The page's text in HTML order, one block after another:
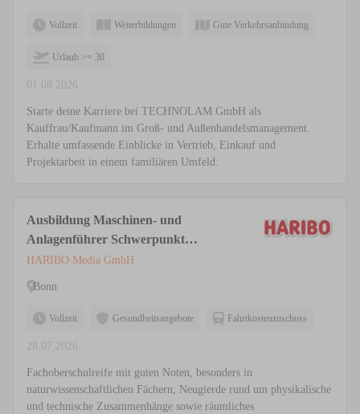
Vollzeit Weiterbildungen Gute Verkehrsanbindung
Urlaub >= 30
01.08.2026
Starte deine Karriere bei TECHNOLAM GmbH als
Kauffrau/Kaufmann im Groß- und Außenhandelsmanagement.
Erhalte umfassende Einblicke in Vertrieb, Einkauf und
Projektarbeit in einem familiären Umfeld.
Ausbildung Maschinen- und
Anlagenführer Schwerpunkt
Lebensmitteltechnik (m/w/d)
HARIBO Media GmbH
Bonn
Vollzeit Gesundheitsangebote Fahrtkostenzuschuss
28.07.2026
Fachoberschulreife mit guten Noten, besonders in
naturwissenschaftlichen Fächern; Neugierde rund um physikalische
und technische Zusammenhänge sowie räumliches